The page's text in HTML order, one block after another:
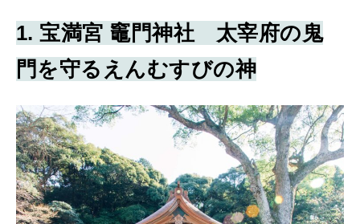
2026年1月号「猫がいれば、幸せ」
2025年12月号「お酒の新常識。」
日
本
編
1. 宝満宮 竈門神社 太宰府の鬼
門を守るえんむすびの神